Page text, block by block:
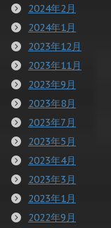
2024年2月
2024年1月
2023年12月
2023年11月
2023年9月
2023年8月
2023年7月
2023年5月
2023年4月
2023年3月
2023年1月
2022年9月